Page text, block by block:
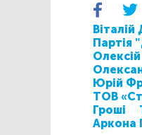
Віталій
Партія
Юрій
ТОВ
Гроші
Аркона